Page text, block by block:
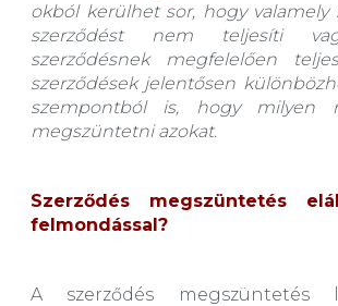
okból kerülhet sor, hogy valamely
szerződést nem teljesíti
szerződésnek megfelelően
szerződések jelentősen
szempontból is, hogy milyen
megszüntetni azokat.
Szerződés megszüntetés
felmondással?
A szerződés megszüntetés